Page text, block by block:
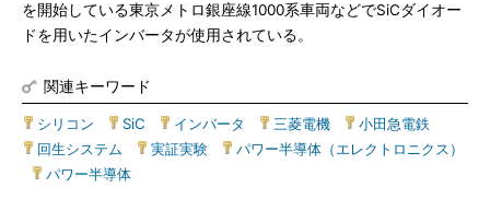
を開始している東京メトロ銀座線1000系車両などでSiCダイオー
ドを用いたインバータが使用されている。
関連キーワード
シリコン SiC インバータ 三菱電機 小田急電鉄
回生システム
実証実験
パワー半導体（エレクトロニクス）
パワー半導体